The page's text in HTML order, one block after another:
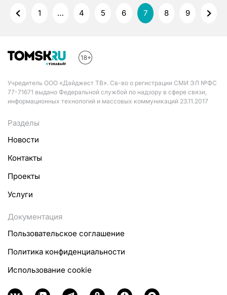
1 … 4 5 6 7 8 9
Учредитель ООО «Дайджест ТВ». Св-во о регистрации СМИ ЭЛ №ФС
77-71671 выдано Федеральной службой по надзору в сфере связи,
информационных технологий и массовых коммуникаций 23.11.2017
Разделы
Новости
Контакты
Проекты
Услуги
Документация
Пользовательское соглашение
Политика конфиденциальности
Использование cookie